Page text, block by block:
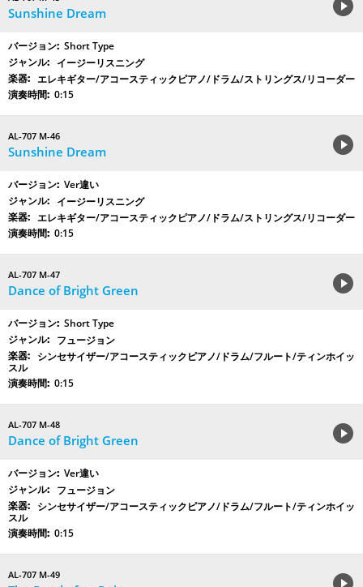
Sunshine Dream
Short Type
イージーリスニング
エレキギター/アコースティックピアノ/ドラム/ストリングス/リコーダー
0:15
AL-707 M-46
Sunshine Dream
Ver違い
イージーリスニング
エレキギター/アコースティックピアノ/ドラム/ストリングス/リコーダー
0:15
AL-707 M-47
Dance of Bright Green
Short Type
フュージョン
シンセサイザー/アコースティックピアノ/ドラム/フルート/ティンホイッ
スル
0:15
AL-707 M-48
Dance of Bright Green
Ver違い
フュージョン
シンセサイザー/アコースティックピアノ/ドラム/フルート/ティンホイッ
スル
0:15
AL-707 M-49